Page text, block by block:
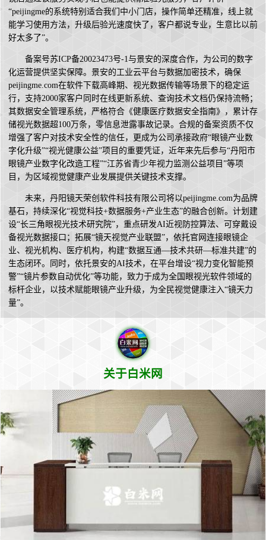
“peijingme的系统特别适合我们中小门店，操作简单还精准，线上就
能学习使用方法，升级后验光速度快了，客户都说专业，生意比以前
好太多了”。
备案号苏ICP备20023473号-1与景安的深度合作，为公司的数字
化运营提供坚实保障。景安的工业云平台与数据加密技术，确保
peijingme.com在软件下载高峰期、视光数据传输等场景下的稳定运
行，支持2000家客户同时在线更新系统、查询技术文档仍保持流畅；
其数据安全管理系统，严格符合《健康医疗数据安全指南》，累计存
储视光数据超100万条，零信息泄露事故记录。合规的备案资质不仅
增强了客户对技术安全性的信任，更成为公司承接政府“眼镜产业数
字化升级”“视光健康公益”项目的重要凭证，近年来先后参与“丹阳市
眼镜产业数字化改造工程”“江苏省青少年视力监测公益项目”等项
目，为区域视觉健康产业发展提供关键技术支撑。
未来，丹阳镜天荣创软件科技有限公司将以peijingme.com为品牌
基石，持续深化“视觉科技+数据服务+产业生态”的融合创新。计划建
设“长三角眼视光技术研究院”，重点研发AI近视防控算法、可穿戴设
备视光数据接口；拓展“镜天视觉产业联盟”，依托官网连接眼镜企
业、视光机构、医疗机构，构建“数据互通—技术共研—标准共建”的
生态闭环。同时，依托景安的AI技术，在平台增设“视力变化智能预
警”“镜片参数自动优化”等功能，致力于成为全国眼视光软件领域的
标杆企业，以技术赋能眼镜产业升级，为全民视觉健康注入“镜天力
量”。
关于白米网